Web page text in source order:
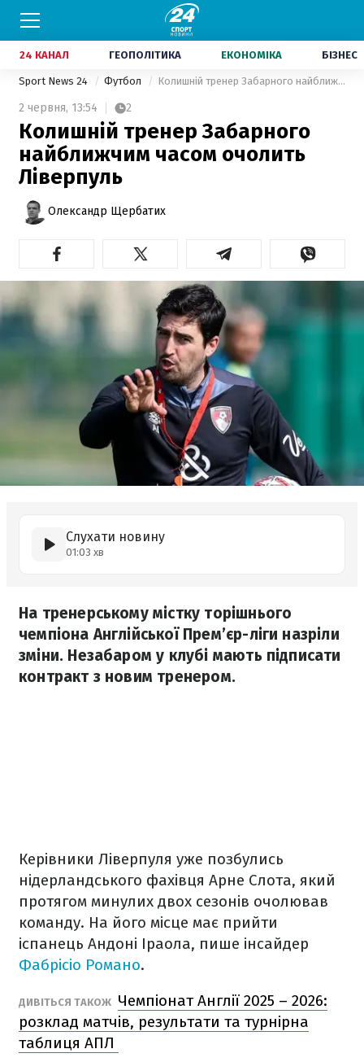
24 КАНАЛ ГЕОПОЛІТИКА ЕКОНОМІКА БІЗНЕС
Sport News 24 Футбол Колишній тренер Забарного найближчим часом очолить Ліверпуль
2 червня, 13:54 2
Колишній тренер Забарного
найближчим часом очолить
Ліверпуль
Олександр Щербатих
Слухати новину
01:03 хв
На тренерському містку торішнього
чемпіона Англійської Прем’єр-ліги назріли
зміни. Незабаром у клубі мають підписати
контракт з новим тренером.
Керівники Ліверпуля уже позбулись
нідерландського фахівця Арне Слота, який
протягом минулих двох сезонів очолював
команду. На його місце має прийти
іспанець Андоні Іраола, пише інсайдер
Фабрісіо Романо.
ДИВІТЬСЯ ТАКОЖ Чемпіонат Англії 2025 – 2026:
розклад матчів, результати та турнірна
таблиця АПЛ